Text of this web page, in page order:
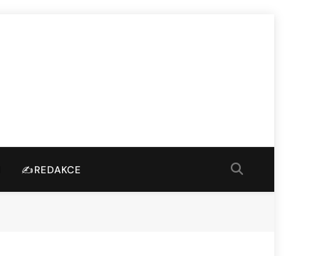
✍️REDAKCE